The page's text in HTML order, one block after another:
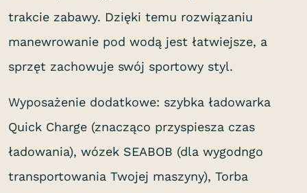
trakcie zabawy. Dzięki temu rozwiązaniu
manewrowanie pod wodą jest łatwiejsze, a
sprzęt zachowuje swój sportowy styl.
Wyposażenie dodatkowe: szybka ładowarka
Quick Charge (znacząco przyspiesza czas
ładowania), wózek SEABOB (dla wygodngo
transportowania Twojej maszyny), Torba